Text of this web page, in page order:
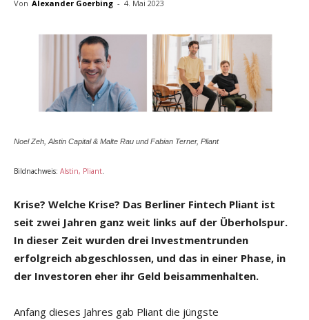
Von Alexander Goerbing - 4. Mai 2023
Noel Zeh, Alstin Capital & Malte Rau und Fabian Terner, Pliant
Bildnachweis: Alstin, Pliant.
Krise? Welche Krise? Das Berliner Fintech Pliant ist
seit zwei Jahren ganz weit links auf der Überholspur.
In dieser Zeit wurden drei Investmentrunden
erfolgreich abgeschlossen, und das in einer Phase, in
der Investoren eher ihr Geld beisammenhalten.
Anfang dieses Jahres gab Pliant die jüngste